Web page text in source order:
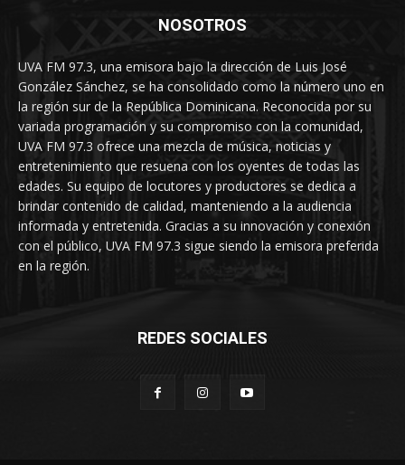
NOSOTROS
UVA FM 97.3, una emisora bajo la dirección de Luis José
González Sánchez, se ha consolidado como la número uno en
la región sur de la República Dominicana. Reconocida por su
variada programación y su compromiso con la comunidad,
UVA FM 97.3 ofrece una mezcla de música, noticias y
entretenimiento que resuena con los oyentes de todas las
edades. Su equipo de locutores y productores se dedica a
brindar contenido de calidad, manteniendo a la audiencia
informada y entretenida. Gracias a su innovación y conexión
con el público, UVA FM 97.3 sigue siendo la emisora preferida
en la región.
REDES SOCIALES